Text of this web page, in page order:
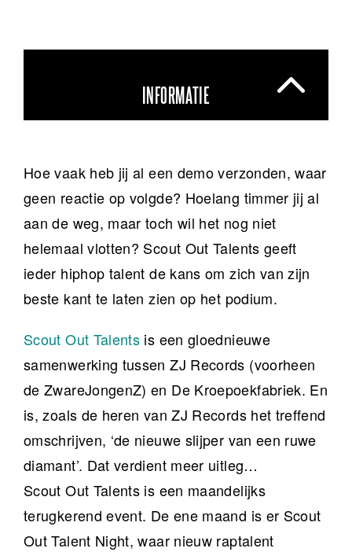
INFORMATIE
Hoe vaak heb jij al een demo verzonden, waar
geen reactie op volgde? Hoelang timmer jij al
aan de weg, maar toch wil het nog niet
helemaal vlotten? Scout Out Talents geeft
ieder hiphop talent de kans om zich van zijn
beste kant te laten zien op het podium.
Scout Out Talents is een gloednieuwe
samenwerking tussen ZJ Records (voorheen
de ZwareJongenZ) en De Kroepoekfabriek. En
is, zoals de heren van ZJ Records het treffend
omschrijven, ‘de nieuwe slijper van een ruwe
diamant’. Dat verdient meer uitleg…
Scout Out Talents is een maandelijks
terugkerend event. De ene maand is er Scout
Out Talent Night, waar nieuw raptalent